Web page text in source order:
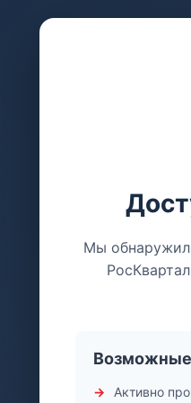
Мы
Возможные
Активно